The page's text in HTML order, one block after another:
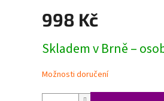
998 Kč
cena:
Skladem v Brně –
Možnosti doručení